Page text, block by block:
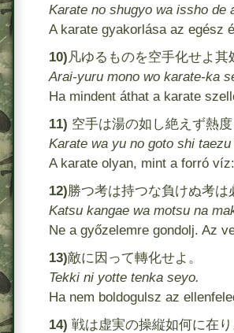
Karate no shugyo wa issho de
A karate gyakorlása az egész
10)凡ゆるものを空手化せよ其
Arai-yuru mono wo karate-ka
Ha mindent áthat a karate
11) 空手は湯の如し絶えず熱
Karate wa yu no goto shi
A karate olyan, mint a forró
12)勝つ考は持つな負けぬ考は
Katsu kangae wa motsu na
Ne a győzelemre gondolj. Az
13)敵に因って轉化せよ。
Tekki ni yotte tenka seyo.
Ha nem boldogulsz az
14) 戦は虚実の操縦如何に在り